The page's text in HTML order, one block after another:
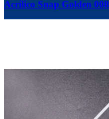
Acrílico Snap Golden 008